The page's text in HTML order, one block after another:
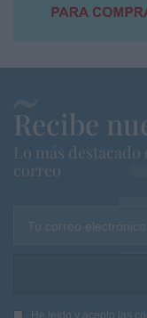
Recibe
Lo más destacado
correo
Tu correo
He leído y acepto las